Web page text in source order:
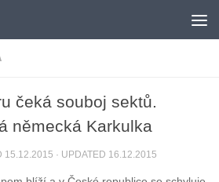
čeká souboj sektů.
německá Karkulka
15.12.2015 · UPDATED 16.12.2015